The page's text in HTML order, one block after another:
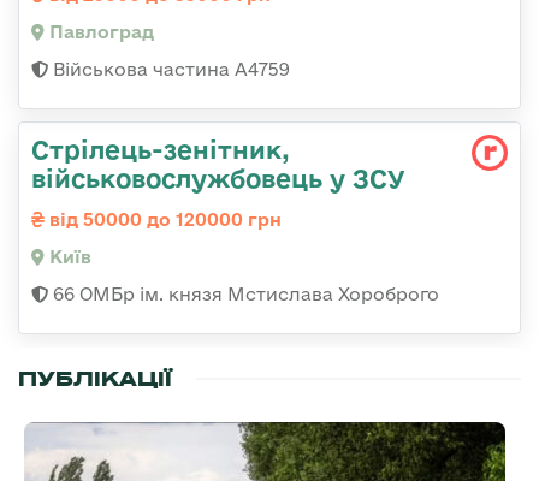
Павлоград
Військова частина А4759
Стрілець-зенітник,
військовослужбовець у ЗСУ
від 50000 до 120000 грн
Київ
66 ОМБр ім. князя Мстислава Хороброго
ПУБЛІКАЦІЇ